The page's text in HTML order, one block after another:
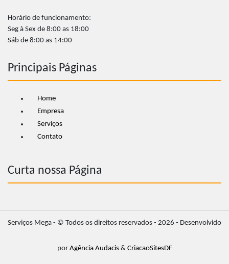
Horário de funcionamento:
Seg à Sex de 8:00 as 18:00
Sáb de 8:00 as 14:00
Principais Páginas
Home
Empresa
Serviços
Contato
Curta nossa Página
Serviços Mega - © Todos os direitos reservados - 2026 - Desenvolvido
por Agência Audacis& CriacaoSitesDF